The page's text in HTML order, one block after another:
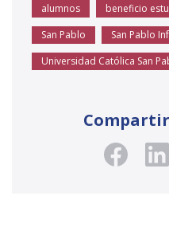
alumnos beneficio
San Pablo
San Pablo
Universidad Católica San